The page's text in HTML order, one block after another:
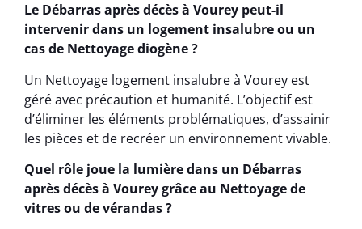
Le Débarras après décès à Vourey peut-il
intervenir dans un logement insalubre ou un
cas de Nettoyage diogène ?
Un Nettoyage logement insalubre à Vourey est
géré avec précaution et humanité. L’objectif est
d’éliminer les éléments problématiques, d’assainir
les pièces et de recréer un environnement vivable.
Quel rôle joue la lumière dans un Débarras
après décès à Vourey grâce au Nettoyage de
vitres ou de vérandas ?